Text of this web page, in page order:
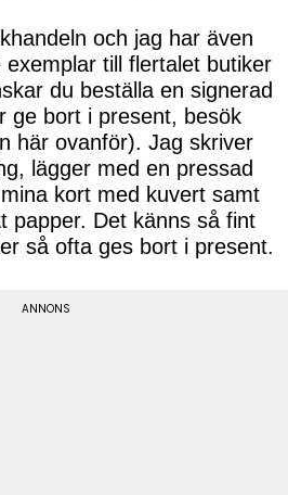
och jag har även
exemplar till flertalet butiker
du beställa en signerad
ge bort i present, besök
här ovanför). Jag skriver
lägger med en pressad
kort med kuvert samt
papper. Det känns så fint
så ofta ges bort i present.